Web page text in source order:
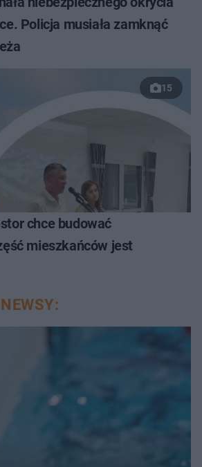
Policja musiała zamknąć
15
chce budować
mieszkańców jest